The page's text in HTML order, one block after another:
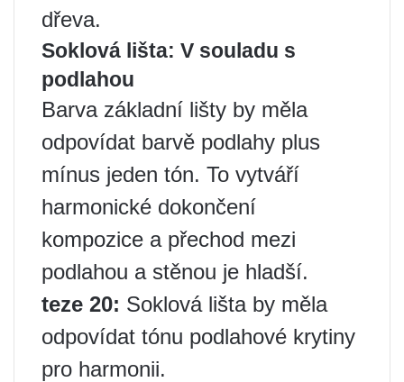
dřeva.
Soklová lišta: V souladu s
podlahou
Barva základní lišty by měla
odpovídat barvě podlahy plus
mínus jeden tón. To vytváří
harmonické dokončení
kompozice a přechod mezi
podlahou a stěnou je hladší.
teze 20: Soklová lišta by měla
odpovídat tónu podlahové krytiny
pro harmonii.